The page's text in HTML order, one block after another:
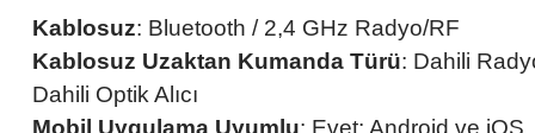
Kablosuz: Bluetooth / 2,4 GHz Radyo/RF
Kablosuz Uzaktan Kumanda Türü: Dahili
Dahili Optik Alıcı
Mobil Uygulama Uyumlu: Evet: Android ve iOS